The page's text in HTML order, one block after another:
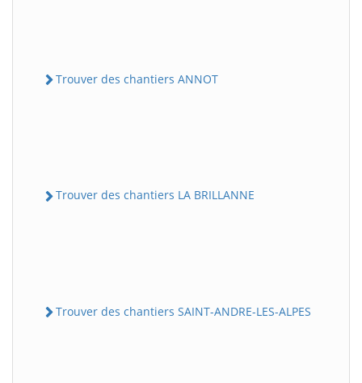
Trouver des chantiers ANNOT
Trouver des chantiers LA BRILLANNE
Trouver des chantiers SAINT-ANDRE-LES-ALPES